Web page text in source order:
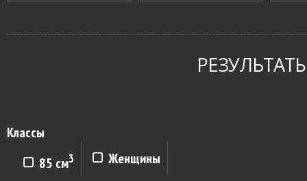
Классы
85 см3 Женщины